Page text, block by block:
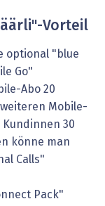
Vorteil
optional "blue
Go"
Abo 20
Mobile-
30
könne man
Calls"
Pack"